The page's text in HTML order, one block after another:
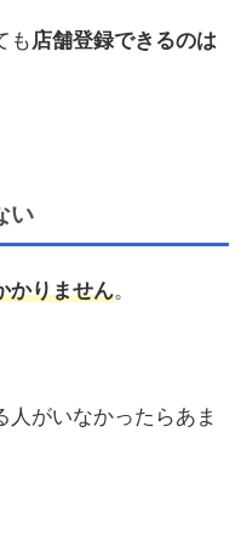
も店舗登録できるのは
い
かりません。
がいなかったらあま